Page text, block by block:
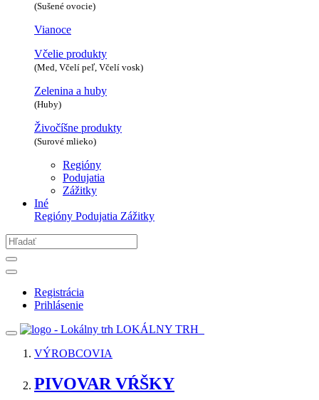
(Sušené ovocie)
Vianoce
Včelie produkty
(Med, Včelí peľ, Včelí vosk)
Zelenina a huby
(Huby)
Živočíšne produkty
(Surové mlieko)
Regióny
Podujatia
Zážitky
Iné
Regióny Podujatia Zážitky
Registrácia
Prihlásenie
LOKÁLNY TRH
VÝROBCOVIA
PIVOVAR VŔŠKY